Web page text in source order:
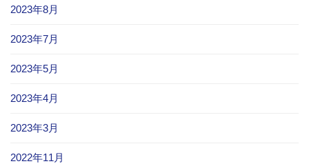
2023年8月
2023年7月
2023年5月
2023年4月
2023年3月
2022年11月